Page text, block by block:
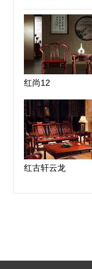
红尚12
红古轩云龙